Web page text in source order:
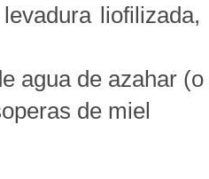
agua de azahar
de miel